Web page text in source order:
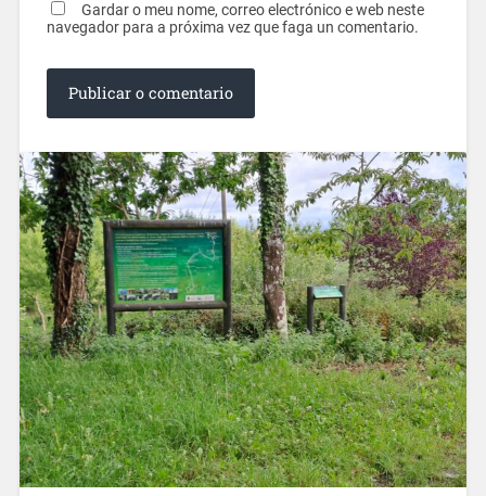
Gardar o meu nome, correo electrónico e web neste
navegador para a próxima vez que faga un comentario.